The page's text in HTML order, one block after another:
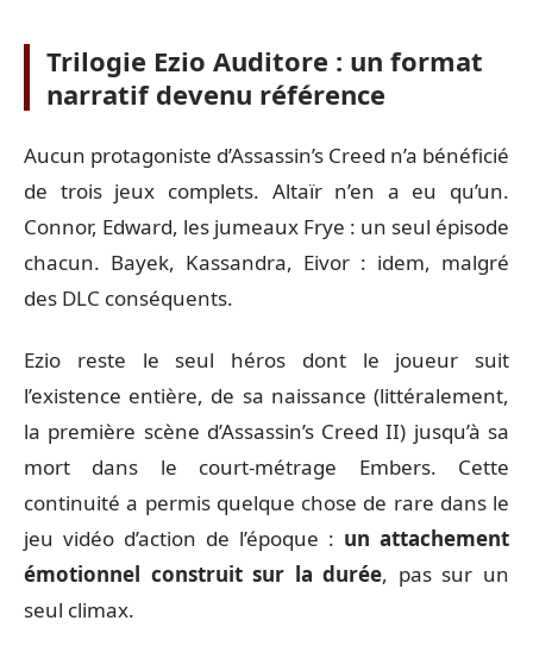
Trilogie Ezio Auditore : un format
narratif devenu référence
Aucun protagoniste d’Assassin’s Creed n’a bénéficié
de trois jeux complets. Altaïr n’en a eu qu’un.
Connor, Edward, les jumeaux Frye : un seul épisode
chacun. Bayek, Kassandra, Eivor : idem, malgré
des DLC conséquents.
Ezio reste le seul héros dont le joueur suit
l’existence entière, de sa naissance (littéralement,
la première scène d’Assassin’s Creed II) jusqu’à sa
mort dans le court-métrage Embers. Cette
continuité a permis quelque chose de rare dans le
jeu vidéo d’action de l’époque : un attachement
émotionnel construit sur la durée, pas sur un
seul climax.